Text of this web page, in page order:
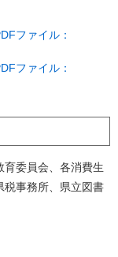
ファイル：
ファイル：
委員会、各消費生
税事務所、県立図書